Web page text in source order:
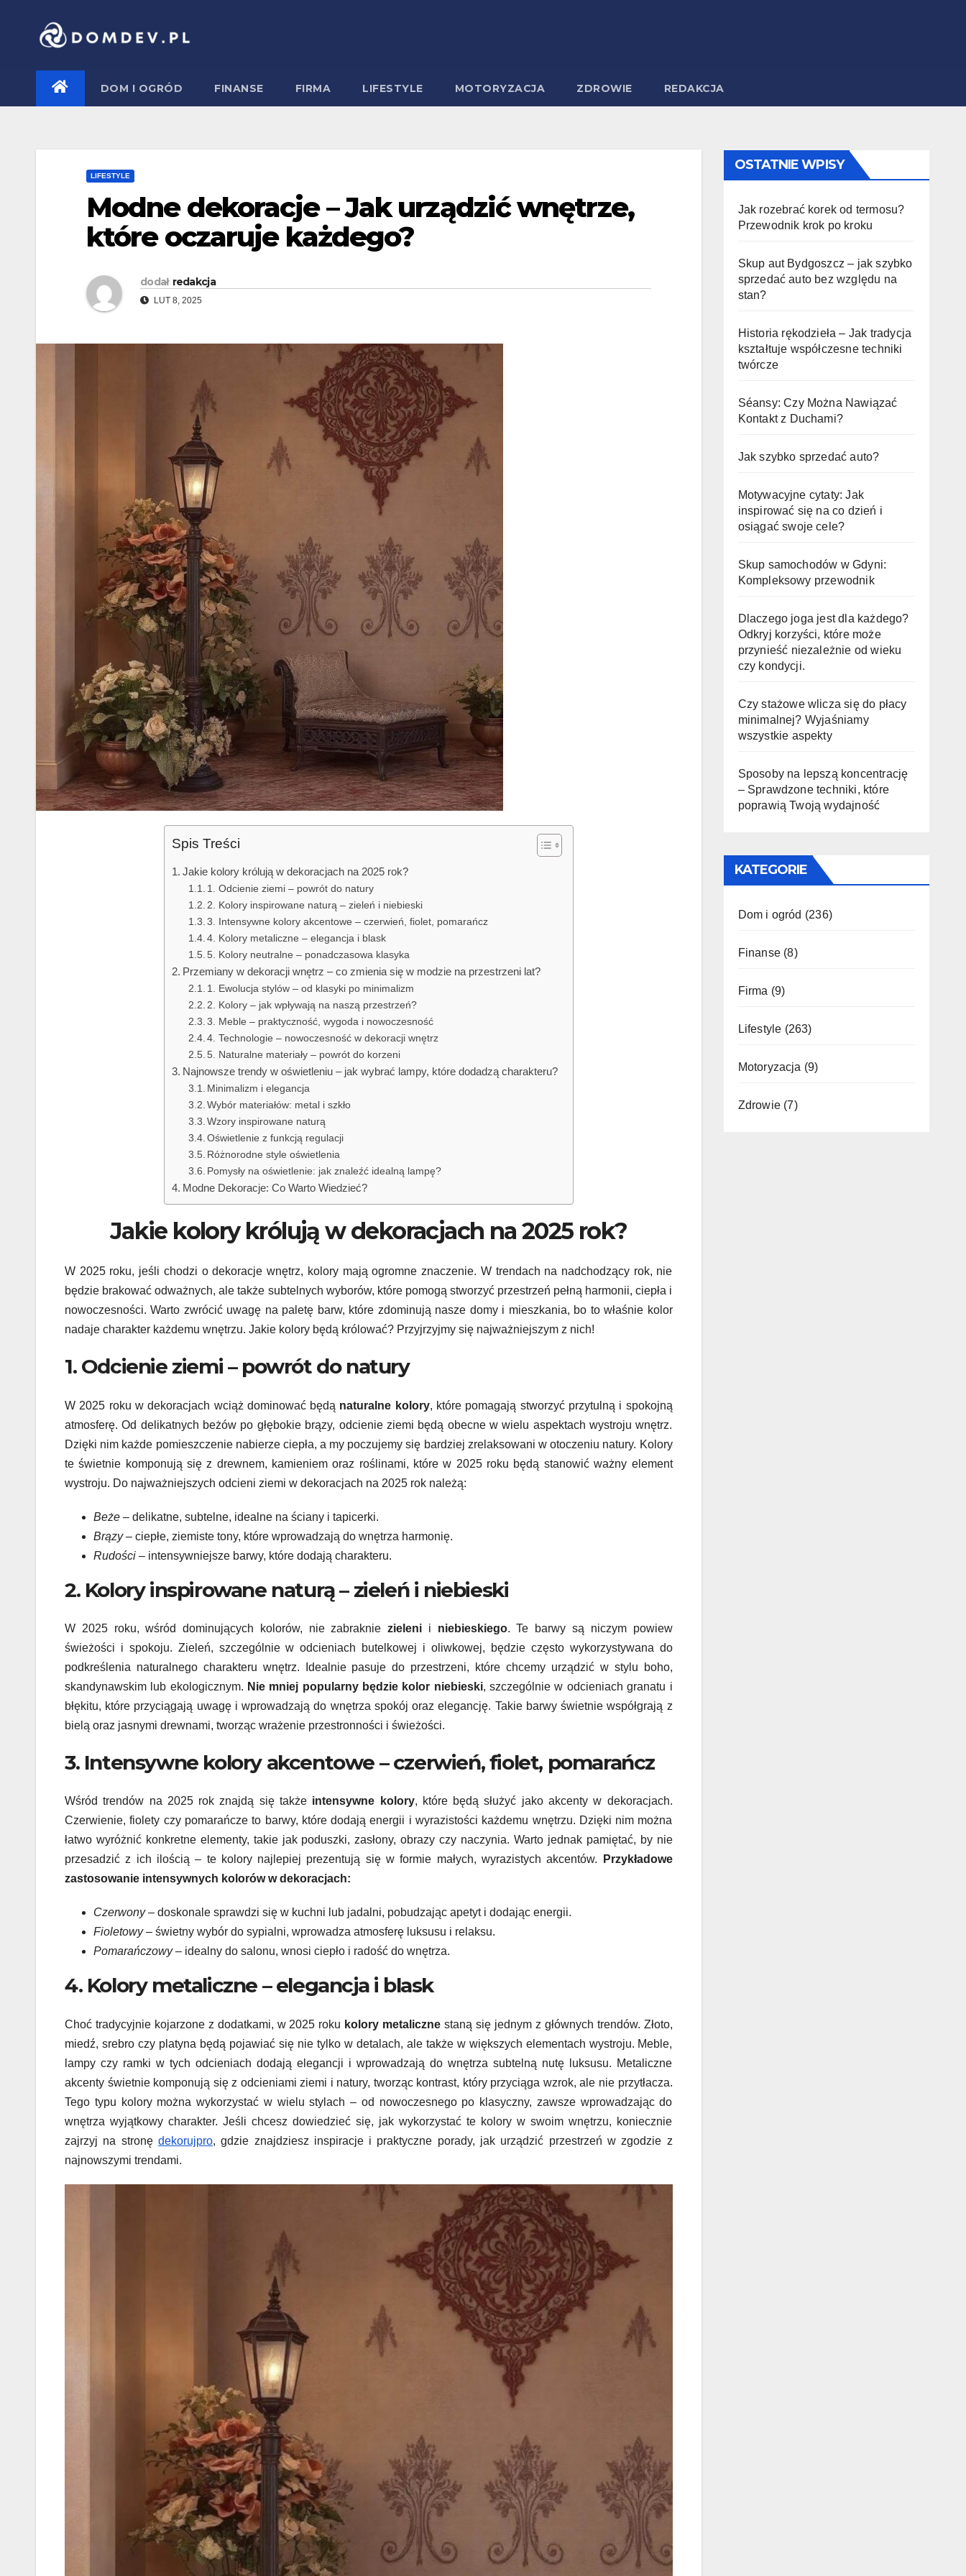
DOM I OGRÓD FINANSE FIRMA LIFESTYLE MOTORYZACJA ZDROWIE REDAKCJA
LIFESTYLE
Modne dekoracje – Jak urządzić wnętrze,
które oczaruje każdego?
dodał redakcja
LUT 8, 2025
Spis Treści
Jakie kolory królują w dekoracjach na 2025 rok?
1. Odcienie ziemi – powrót do natury
2. Kolory inspirowane naturą – zieleń i niebieski
3. Intensywne kolory akcentowe – czerwień, fiolet, pomarańcz
4. Kolory metaliczne – elegancja i blask
5. Kolory neutralne – ponadczasowa klasyka
Przemiany w dekoracji wnętrz – co zmienia się w modzie na przestrzeni lat?
1. Ewolucja stylów – od klasyki po minimalizm
2. Kolory – jak wpływają na naszą przestrzeń?
3. Meble – praktyczność, wygoda i nowoczesność
4. Technologie – nowoczesność w dekoracji wnętrz
5. Naturalne materiały – powrót do korzeni
Najnowsze trendy w oświetleniu – jak wybrać lampy, które dodadzą charakteru?
Minimalizm i elegancja
Wybór materiałów: metal i szkło
Wzory inspirowane naturą
Oświetlenie z funkcją regulacji
Różnorodne style oświetlenia
Pomysły na oświetlenie: jak znaleźć idealną lampę?
Modne Dekoracje: Co Warto Wiedzieć?
Jakie kolory królują w dekoracjach na 2025 rok?
W 2025 roku, jeśli chodzi o dekoracje wnętrz, kolory mają ogromne znaczenie. W trendach na nadchodzący rok, nie
będzie brakować odważnych, ale także subtelnych wyborów, które pomogą stworzyć przestrzeń pełną harmonii, ciepła i
nowoczesności. Warto zwrócić uwagę na paletę barw, które zdominują nasze domy i mieszkania, bo to właśnie kolor
nadaje charakter każdemu wnętrzu. Jakie kolory będą królować? Przyjrzyjmy się najważniejszym z nich!
1. Odcienie ziemi – powrót do natury
W 2025 roku w dekoracjach wciąż dominować będą naturalne kolory, które pomagają stworzyć przytulną i spokojną
atmosferę. Od delikatnych beżów po głębokie brązy, odcienie ziemi będą obecne w wielu aspektach wystroju wnętrz.
Dzięki nim każde pomieszczenie nabierze ciepła, a my poczujemy się bardziej zrelaksowani w otoczeniu natury. Kolory
te świetnie komponują się z drewnem, kamieniem oraz roślinami, które w 2025 roku będą stanowić ważny element
wystroju. Do najważniejszych odcieni ziemi w dekoracjach na 2025 rok należą:
Beże – delikatne, subtelne, idealne na ściany i tapicerki.
Brązy– ciepłe, ziemiste tony, które wprowadzają do wnętrza harmonię.
Rudości – intensywniejsze barwy, które dodają charakteru.
2. Kolory inspirowane naturą – zieleń i niebieski
W 2025 roku, wśród dominujących kolorów, nie zabrakniezieleni i niebieskiego. Te barwy są niczym powiew
świeżości i spokoju. Zieleń, szczególnie w odcieniach butelkowej i oliwkowej, będzie często wykorzystywana do
podkreślenia naturalnego charakteru wnętrz. Idealnie pasuje do przestrzeni, które chcemy urządzić w stylu boho,
skandynawskim lub ekologicznym. Nie mniej popularny będzie kolor niebieski, szczególnie w odcieniach granatu i
błękitu, które przyciągają uwagę i wprowadzają do wnętrza spokój oraz elegancję. Takie barwy świetnie współgrają z
bielą oraz jasnymi drewnami, tworząc wrażenie przestronności i świeżości.
3. Intensywne kolory akcentowe – czerwień, fiolet, pomarańcz
Wśród trendów na 2025 rok znajdą się także intensywne kolory, które będą służyć jako akcenty w dekoracjach.
Czerwienie, fiolety czy pomarańcze to barwy, które dodają energii i wyrazistości każdemu wnętrzu. Dzięki nim można
łatwo wyróżnić konkretne elementy, takie jak poduszki, zasłony, obrazy czy naczynia. Warto jednak pamiętać, by nie
przesadzić z ich ilością – te kolory najlepiej prezentują się w formie małych, wyrazistych akcentów.
Przykładowe
zastosowanie intensywnych kolorów w dekoracjach:
Czerwony– doskonale sprawdzi się w kuchni lub jadalni, pobudzając apetyt i dodając energii.
Fioletowy– świetny wybór do sypialni, wprowadza atmosferę luksusu i relaksu.
Pomarańczowy– idealny do salonu, wnosi ciepło i radość do wnętrza.
4. Kolory metaliczne – elegancja i blask
Choć tradycyjnie kojarzone z dodatkami, w 2025 roku kolory metaliczne staną się jednym z głównych trendów. Złoto,
miedź, srebro czy platyna będą pojawiać się nie tylko w detalach, ale także w większych elementach wystroju. Meble,
lampy czy ramki w tych odcieniach dodają elegancji i wprowadzają do wnętrza subtelną nutę luksusu. Metaliczne
akcenty świetnie komponują się z odcieniami ziemi i natury, tworząc kontrast, który przyciąga wzrok, ale nie przytłacza.
Tego typu kolory można wykorzystać w wielu stylach – od nowoczesnego po klasyczny, zawsze wprowadzając do
wnętrza wyjątkowy charakter. Jeśli chcesz dowiedzieć się, jak wykorzystać te kolory w swoim wnętrzu, koniecznie
zajrzyj na stronę dekorujpro, gdzie znajdziesz inspiracje i praktyczne porady, jak urządzić przestrzeń w zgodzie z
najnowszymi trendami.
OSTATNIE WPISY
Jak rozebrać korek od termosu?
Przewodnik krok po kroku
Skup aut Bydgoszcz – jak szybko
sprzedać auto bez względu na
stan?
Historia rękodzieła – Jak tradycja
kształtuje współczesne techniki
twórcze
Séansy: Czy Można Nawiązać
Kontakt z Duchami?
Jak szybko sprzedać auto?
Motywacyjne cytaty: Jak
inspirować się na co dzień i
osiągać swoje cele?
Skup samochodów w Gdyni:
Kompleksowy przewodnik
Dlaczego joga jest dla każdego?
Odkryj korzyści, które może
przynieść niezależnie od wieku
czy kondycji.
Czy stażowe wlicza się do płacy
minimalnej? Wyjaśniamy
wszystkie aspekty
Sposoby na lepszą koncentrację
– Sprawdzone techniki, które
poprawią Twoją wydajność
KATEGORIE
Dom i ogród (236)
Finanse(8)
Firma (9)
Lifestyle (263)
Motoryzacja (9)
Zdrowie(7)